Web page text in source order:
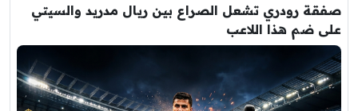
صفقة رودري تشعل الصراع بين ريال مدريد والسيتي
على ضم هذا اللاعب